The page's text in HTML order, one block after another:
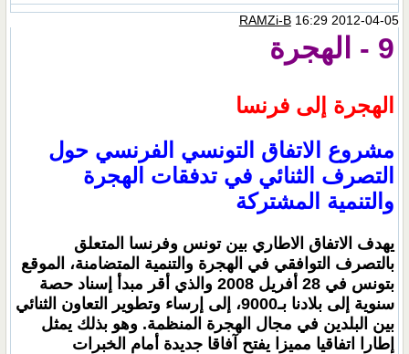
RAMZi-B16:29 2012-04-05
9 - الهجرة
الهجرة إلى فرنسا
مشروع الاتفاق التونسي الفرنسي حول
التصرف الثنائي في تدفقات الهجرة
والتنمية المشتركة
يهدف الاتفاق الاطاري بين تونس وفرنسا المتعلق
بالتصرف التوافقي في الهجرة والتنمية المتضامنة، الموقع
بتونس في 28 أفريل 2008 والذي أقر مبدأ إسناد حصة
سنوية إلى بلادنا بـ9000، إلى إرساء وتطوير التعاون الثنائي
بين البلدين في مجال الهجرة المنظمة. وهو بذلك يمثل
إطارا اتفاقيا مميزا يفتح آفاقا جديدة أمام الخبرات